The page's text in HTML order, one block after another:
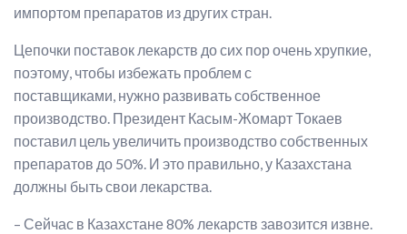
импортом препаратов из других стран.
Цепочки поставок лекарств до сих пор очень хрупкие,
поэтому, чтобы избежать проблем с
поставщиками, нужно развивать собственное
производство. Президент Касым-Жомарт Токаев
поставил цель увеличить производство собственных
препаратов до 50%. И это правильно, у Казахстана
должны быть свои лекарства.
– Сейчас в Казахстане 80% лекарств завозится извне.